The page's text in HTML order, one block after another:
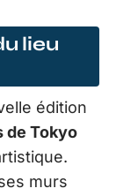
lieu
édition
de Tokyo
murs